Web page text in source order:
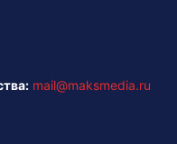
mail@maksmedia.ru